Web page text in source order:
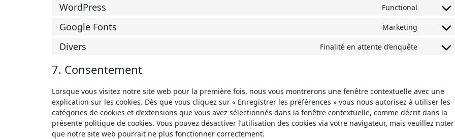
WordPress Functional
Google Fonts Marketing
Divers Finalité en attente d’enquête
7. Consentement
Lorsque vous visitez notre site web pour la première fois, nous vous montrerons une fenêtre contextuelle avec une
explication sur les cookies. Dès que vous cliquez sur « Enregistrer les préférences » vous nous autorisez à utiliser les
catégories de cookies et d’extensions que vous avez sélectionnés dans la fenêtre contextuelle, comme décrit dans la
présente politique de cookies. Vous pouvez désactiver l’utilisation des cookies via votre navigateur, mais veuillez noter
que notre site web pourrait ne plus fonctionner correctement.